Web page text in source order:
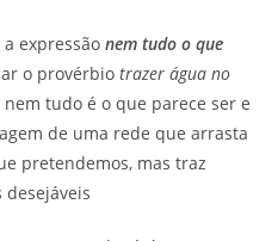
expressão nem tudo o que
o provérbio trazer água no
tudo é o que parece ser e
de uma rede que arrasta
pretendemos, mas traz